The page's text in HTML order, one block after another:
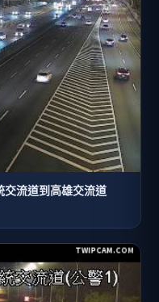
流道到高雄交流道